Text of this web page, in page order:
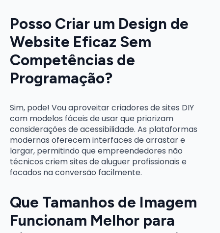
Posso Criar um Design de
Website Eficaz Sem
Competências de
Programação?
Sim, pode! Vou aproveitar criadores de sites DIY
com modelos fáceis de usar que priorizam
considerações de acessibilidade. As plataformas
modernas oferecem interfaces de arrastar e
largar, permitindo que empreendedores não
técnicos criem sites de aluguer profissionais e
focados na conversão facilmente.
Que Tamanhos de Imagem
Funcionam Melhor para